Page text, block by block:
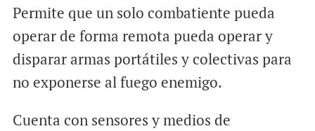
Permite que un solo combatiente pueda
operar de forma remota pueda operar y
disparar armas portátiles y colectivas para
no exponerse al fuego enemigo.
Cuenta con sensores y medios de